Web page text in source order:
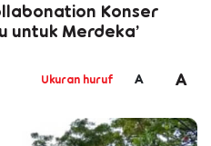
Konser
untuk Merdeka’
Ukuran huruf A A